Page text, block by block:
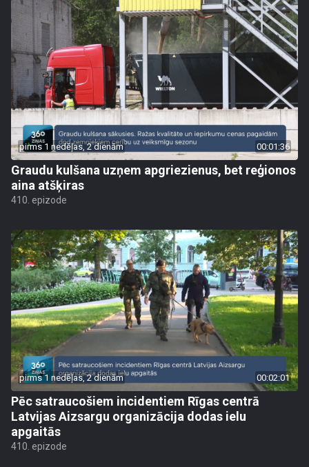
pirms 1 nedēļas, 2 dienām 00:01:36
Graudu kulšana uzņem apgriezienus, bet reģionos
aina atšķiras
410. epizode
pirms 1 nedēļas, 2 dienām 00:02:01
Pēc satraucošiem incidentiem Rīgas centrā
Latvijas Aizsargu organizācija dodas ielu
apgaitās
410. epizode